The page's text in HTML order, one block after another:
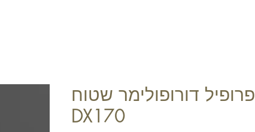
פרופיל דורופולימר שטוח
DX170